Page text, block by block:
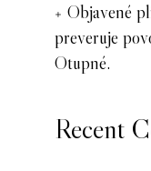
Objavené
preveruje
Otupné.
Recent